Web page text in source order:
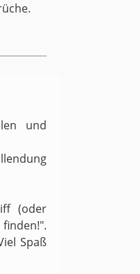
und
(oder
Spaß